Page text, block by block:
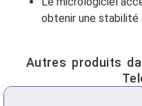
obtenir une stabilité
Autres produits